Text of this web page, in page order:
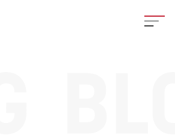
座談